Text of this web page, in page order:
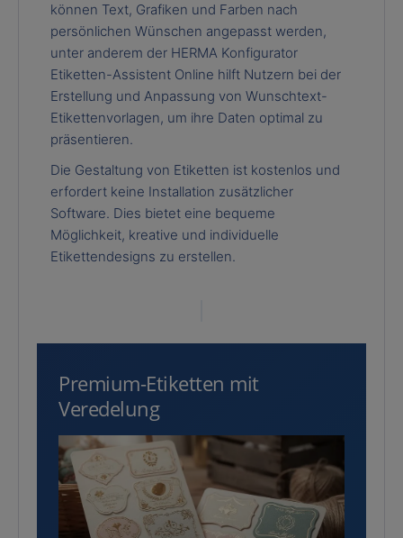
können Text, Grafiken und Farben nach
persönlichen Wünschen angepasst werden,
unter anderem der HERMA Konfigurator
Etiketten-Assistent Online hilft Nutzern bei der
Erstellung und Anpassung von Wunschtext-
Etikettenvorlagen, um ihre Daten optimal zu
präsentieren.
Die Gestaltung von Etiketten ist kostenlos und
erfordert keine Installation zusätzlicher
Software. Dies bietet eine bequeme
Möglichkeit, kreative und individuelle
Etikettendesigns zu erstellen.
Premium-Etiketten mit
Veredelung